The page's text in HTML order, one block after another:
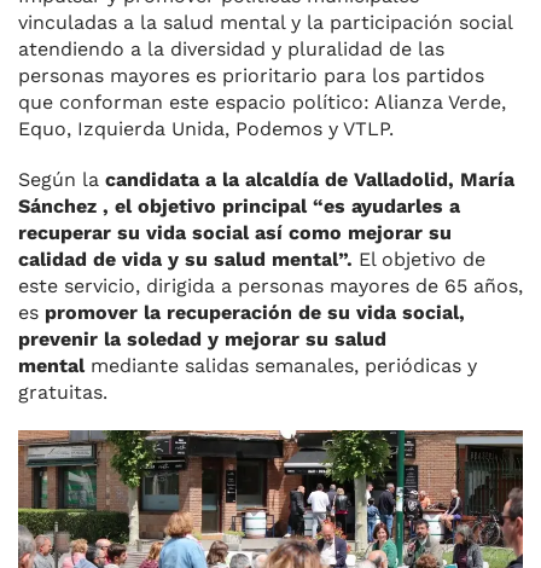
vinculadas a la salud mental y la participación social
atendiendo a la diversidad y pluralidad de las
personas mayores es prioritario para los partidos
que conforman este espacio político: Alianza Verde,
Equo, Izquierda Unida, Podemos y VTLP.
Según la candidata a la alcaldía de Valladolid, María
Sánchez , el objetivo principal “es ayudarles a
recuperar su vida social así como mejorar su
calidad de vida y su salud mental”. El objetivo de
este servicio, dirigida a personas mayores de 65 años,
es promover la recuperación de su vida social,
prevenir la soledad y mejorar su salud
mental mediante salidas semanales, periódicas y
gratuitas.